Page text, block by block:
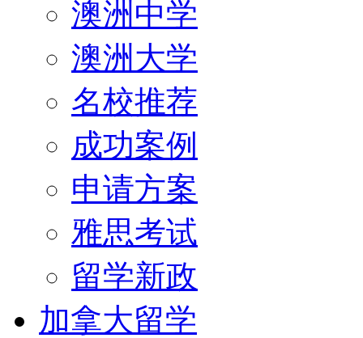
澳洲中学
澳洲大学
名校推荐
成功案例
申请方案
雅思考试
留学新政
加拿大留学